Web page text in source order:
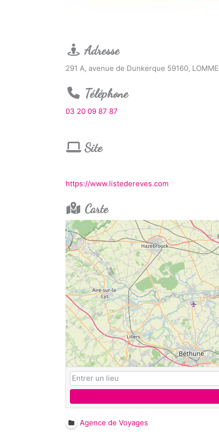
Adresse
291 A, avenue de Dunkerque 59160, LOMME
Téléphone
03 20 09 87 87
Site
https://www.listedereves.com
Carte
Agence de Voyages